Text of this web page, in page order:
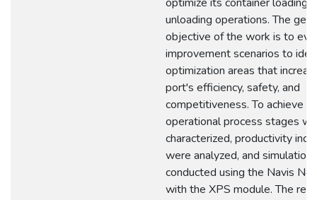
unloading operations. The
objective of the work is to
improvement scenarios to
optimization areas that
port's efficiency, safety, and
competitiveness. To achieve
operational process stages
characterized, productivity
were analyzed, and
conducted using the Navis
with the XPS module. The